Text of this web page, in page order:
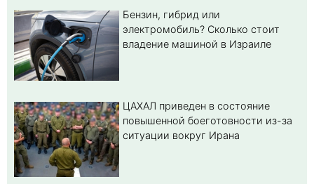
Бензин, гибрид или
электромобиль? Cколько стоит
владение машиной в Израиле
ЦАХАЛ приведен в состояние
повышенной боеготовности из-за
ситуации вокруг Ирана